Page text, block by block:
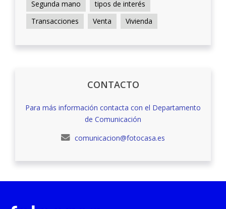
Segunda mano
tipos de interés
Transacciones
Venta Vivienda
CONTACTO
Para más información contacta con el Departamento
de Comunicación
comunicacion@fotocasa.es